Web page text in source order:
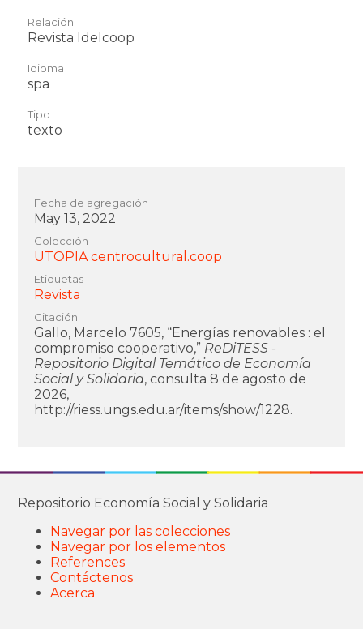
←
Anterior
Relación
Revista Idelcoop
Idioma
spa
Tipo
texto
Fecha de agregación
May 13, 2022
Colección
UTOPIA centrocultural.coop
Etiquetas
Revista
Citación
Gallo, Marcelo 7605, “Energías renovables : el
compromiso cooperativo,” ReDiTESS -
Repositorio Digital Temático de Economía
Social y Solidaria, consulta 8 de agosto de
2026,
http://riess.ungs.edu.ar/items/show/1228.
Repositorio Economía Social y Solidaria
Navegar por las colecciones
Navegar por los elementos
References
Contáctenos
Acerca